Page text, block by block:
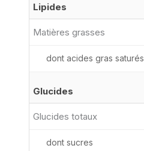
Lipides
Matières grasses
dont acides gras saturés
Glucides
Glucides totaux
dont sucres